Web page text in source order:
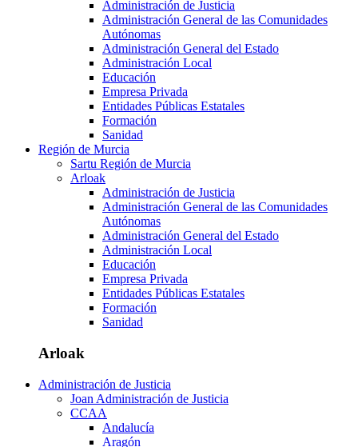
Administración de Justicia
Administración General de las Comunidades
Autónomas
Administración General del Estado
Administración Local
Educación
Empresa Privada
Entidades Públicas Estatales
Formación
Sanidad
Región de Murcia
Sartu Región de Murcia
Arloak
Administración de Justicia
Administración General de las Comunidades
Autónomas
Administración General del Estado
Administración Local
Educación
Empresa Privada
Entidades Públicas Estatales
Formación
Sanidad
Arloak
Administración de Justicia
Joan Administración de Justicia
CCAA
Andalucía
Aragón